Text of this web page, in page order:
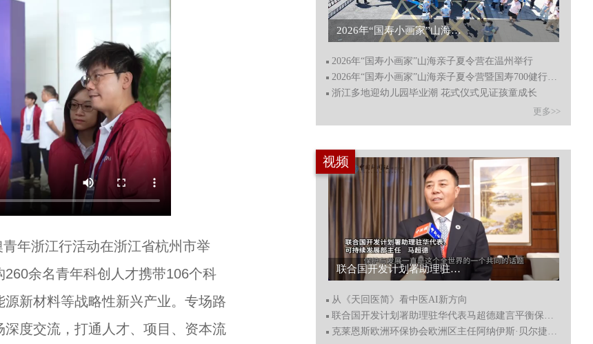
年浙江行活动在浙江省杭州市举
余名青年科创人才携带106个科
新材料等战略性新兴产业。专场路
度交流，打通人才、项目、资本流
2026年“国寿小画家”山海亲子夏令营暨国寿700健行在温州启动...
2026年“国寿小画家”山海亲子夏令营在温州举行
2026年“国寿小画家”山海亲子夏令营暨国寿700健行在温州启动
浙江多地迎幼儿园毕业潮 花式仪式见证孩童成长
更多>>
视频
联合国开发计划署助理驻华代表马超德建言平衡保护与发展...
从《天回医简》看中医AI新方向
联合国开发计划署助理驻华代表马超德建言平衡保护与发展
克莱恩斯欧洲环保协会欧洲区主任阿纳伊斯·贝尔捷呼吁深化